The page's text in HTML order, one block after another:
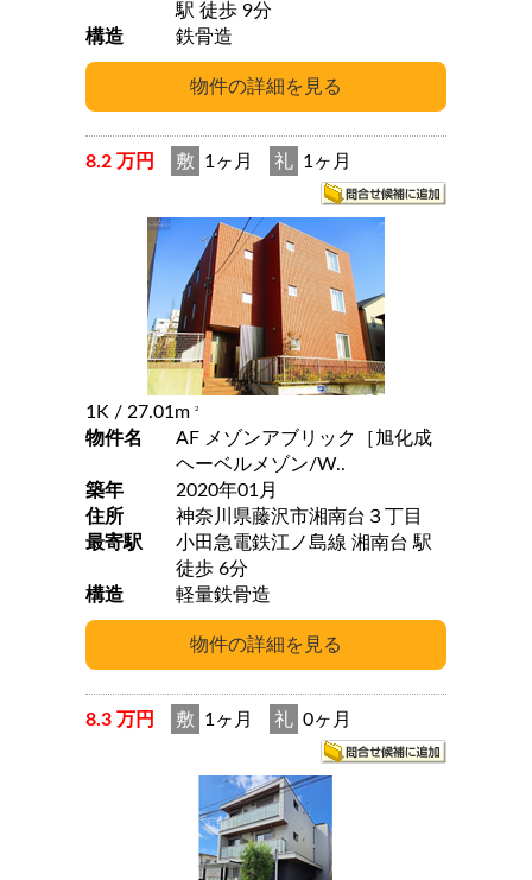
駅 徒歩 9分
構造
鉄骨造
8.2 万円 敷 1ヶ月 礼 1ヶ月
1K / 27.01m 2
物件名
AF メゾンアブリック［旭化成
ヘーベルメゾン/W..
築年
2020年01月
住所
神奈川県藤沢市湘南台３丁目
最寄駅
小田急電鉄江ノ島線 湘南台 駅
徒歩 6分
構造
軽量鉄骨造
8.3 万円 敷 1ヶ月 礼 0ヶ月